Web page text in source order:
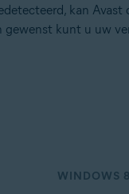
kan
kunt u uw
WINDOWS 8